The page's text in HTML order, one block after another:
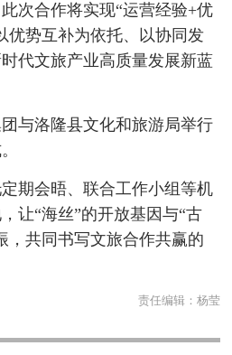
次合作将实现“运营经验+优
优势互补为依托、以协同发
代文旅产业高质量发展新蓝
与洛隆县文化和旅游局举行
期会晤、联合工作小组等机
让“海丝”的开放基因与“古
，共同书写文旅合作共赢的
责任编辑： 杨莹